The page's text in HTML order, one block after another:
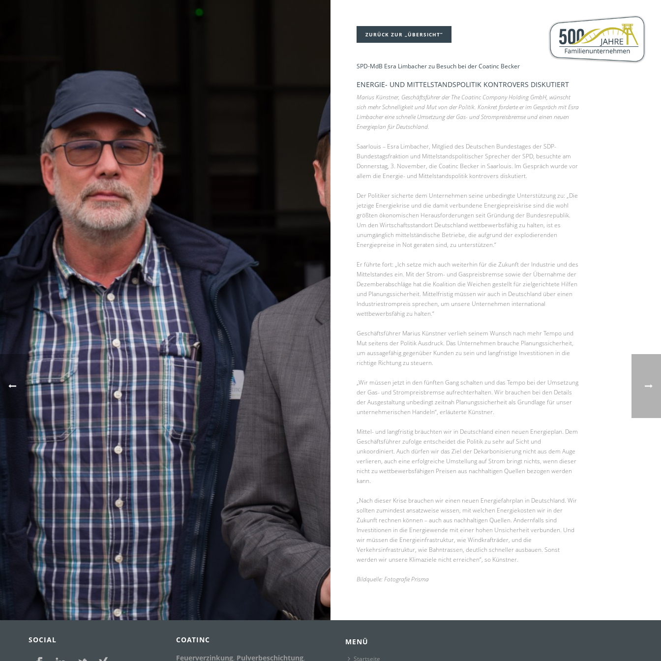
ZURÜCK ZUR „ÜBERSICHT“
SPD-MdB Esra Limbacher zu Besuch bei der Coatinc Becker
ENERGIE- UND MITTELSTANDSPOLITIK KONTROVERS DISKUTIERT
Marius Künstner, Geschäftsführer der The Coatinc Company Holding GmbH, wünscht
sich mehr Schnelligkeit und Mut von der Politik. Konkret forderte er im Gespräch mit Esra
Limbacher eine schnelle Umsetzung der Gas- und Strompreisbremse und einen neuen
Energieplan für Deutschland.
Saarlouis – Esra Limbacher, Mitglied des Deutschen Bundestages der SDP-
Bundestagsfraktion und Mittelstandspolitischer Sprecher der SPD, besuchte am
Donnerstag, 3. November, die Coatinc Becker in Saarlouis. Im Gespräch wurde vor
allem die Energie- und Mittelstandspolitik kontrovers diskutiert.
Der Politiker sicherte dem Unternehmen seine unbedingte Unterstützung zu: „Die
jetzige Energiekrise und die damit verbundene Energiepreiskrise sind die wohl
größten ökonomischen Herausforderungen seit Gründung der Bundesrepublik.
Um den Wirtschaftsstandort Deutschland wettbewerbsfähig zu halten, ist es
unumgänglich mittelständische Betriebe, die aufgrund der explodierenden
Energiepreise in Not geraten sind, zu unterstützen.“
Er führte fort: „Ich setze mich auch weiterhin für die Zukunft der Industrie und des
Mittelstandes ein. Mit der Strom- und Gaspreisbremse sowie der Übernahme der
Dezemberabschläge hat die Koalition die Weichen gestellt für zielgerichtete Hilfen
und Planungssicherheit. Mittelfristig müssen wir auch in Deutschland über einen
Industriestrompreis sprechen, um unsere Unternehmen international
wettbewerbsfähig zu halten.“
Geschäftsführer Marius Künstner verlieh seinem Wunsch nach mehr Tempo und
Mut seitens der Politik Ausdruck. Das Unternehmen brauche Planungssicherheit,
um aussagefähig gegenüber Kunden zu sein und langfristige Investitionen in die
richtige Richtung zu steuern.
„Wir müssen jetzt in den fünften Gang schalten und das Tempo bei der Umsetzung
der Gas- und Strompreisbremse aufrechterhalten. Wir brauchen bei den Details
der Ausgestaltung unbedingt zeitnah Planungssicherheit als Grundlage für unser
unternehmerischen Handeln“, erläuterte Künstner.
Mittel- und langfristig bräuchten wir in Deutschland einen neuen Energieplan. Dem
Geschäftsführer zufolge entscheidet die Politik zu sehr auf Sicht und
unkoordiniert. Auch dürfen wir das Ziel der Dekarbonisierung nicht aus dem Auge
verlieren, auch eine erfolgreiche Umstellung auf Strom bringt nichts, wenn dieser
nicht zu wettbewerbsfähigen Preisen aus nachhaltigen Quellen bezogen werden
kann.
„Nach dieser Krise brauchen wir einen neuen Energiefahrplan in Deutschland. Wir
sollten zumindest ansatzweise wissen, mit welchen Energiekosten wir in der
Zukunft rechnen können – auch aus nachhaltigen Quellen. Andernfalls sind
Investitionen in die Energiewende mit einer hohen Unsicherheit verbunden. Und
wir müssen die Energieinfrastruktur, wie Windkrafträder, und die
Verkehrsinfrastruktur, wie Bahntrassen, deutlich schneller ausbauen. Sonst
werden wir unsere Klimaziele nicht erreichen“, so Künstner.
Bildquelle: Fotografie Prisma
SOCIAL
COATINC
Feuerverzinkung, Pulverbeschichtung,
MENÜ
Startseite